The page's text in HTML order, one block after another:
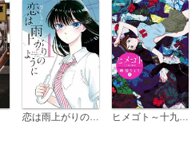
恋は雨上がりのように ヒメゴト～十九歳の制服～